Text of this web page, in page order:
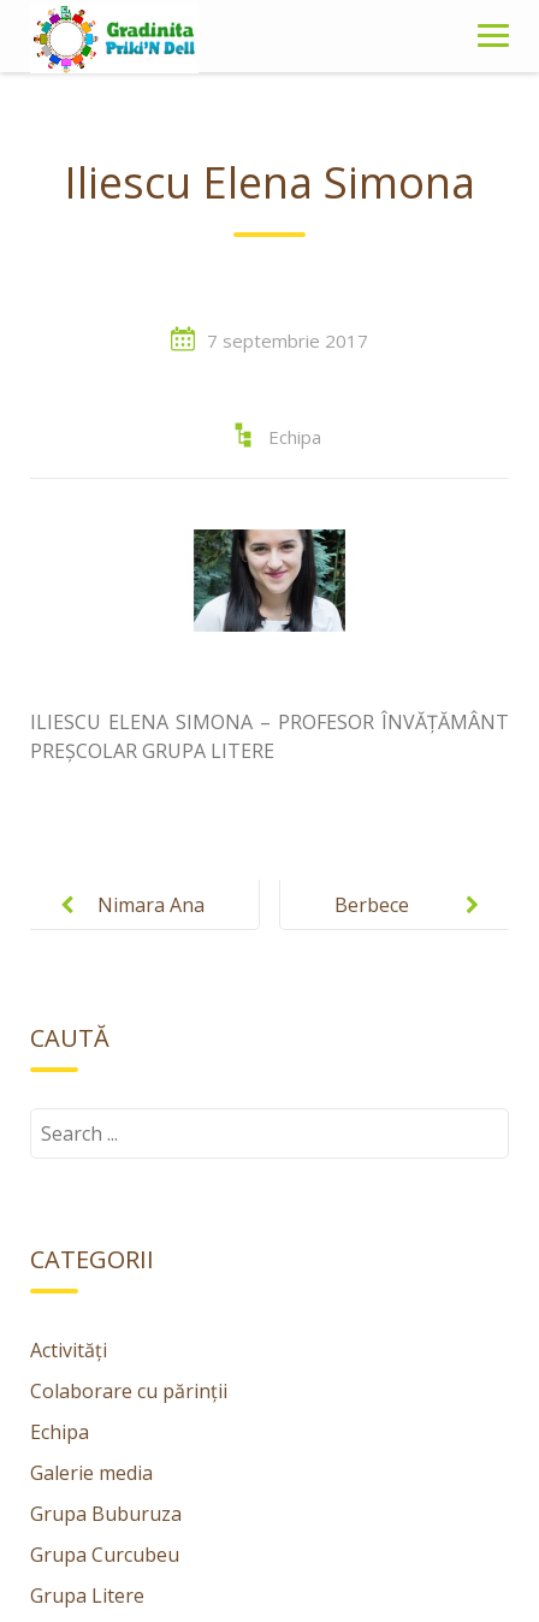
content
Iliescu Elena Simona
7 septembrie 2017
Echipa
ILIESCU ELENA SIMONA – PROFESOR ÎNVĂȚĂMÂNT
PREȘCOLAR GRUPA LITERE
navigationNimara Ana
Berbece
CAUTĂ
Search
CATEGORII
Activități
Colaborare cu părinții
Echipa
Galerie media
Grupa Buburuza
Grupa Curcubeu
Grupa Litere